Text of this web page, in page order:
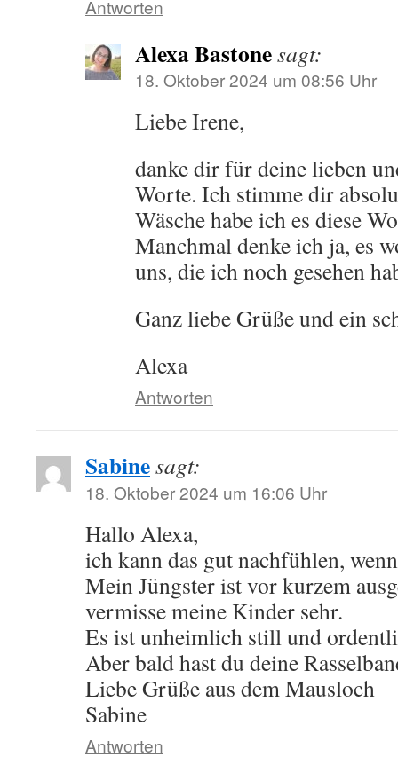
Antworten
Alexa Bastonesagt:
18. Oktober 2024 um 08:56 Uhr
Liebe Irene,
danke dir für deine lieben
Worte. Ich stimme dir
Wäsche habe ich es diese
Manchmal denke ich ja, es
uns, die ich noch gesehen
Ganz liebe Grüße und ein
Alexa
Antworten
Sabinesagt:
18. Oktober 2024 um 16:06 Uhr
Hallo Alexa,
ich kann das gut nachfühlen,
Mein Jüngster ist vor kurzem
vermisse meine Kinder sehr.
Es ist unheimlich still und
Aber bald hast du deine
Liebe Grüße aus dem Mausloch
Sabine
Antworten